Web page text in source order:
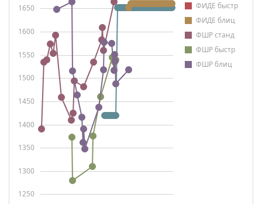
ФИДЕ быстр
ФИДЕ блиц
ФШР станд
ФШР быстр
ФШР блиц
1250
1300
1350
1400
1450
1500
1550
1600
1650